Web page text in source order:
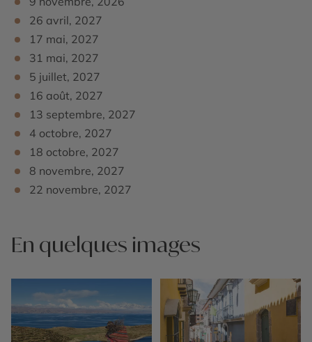
Retour en bateau à Copacabana,
puis route pour La Paz.
Dîner et nuit à l’hôtel.
26 avril, 2027
17 mai, 2027
31 mai, 2027
5 juillet, 2027
16 août, 2027
13 septembre, 2027
4 octobre, 2027
18 octobre, 2027
8 novembre, 2027
22 novembre, 2027
En quelques images